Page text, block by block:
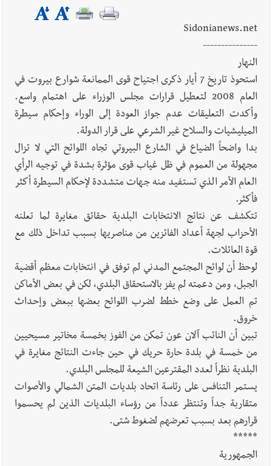
روابط القطاع العام : إضراب الاثنين احتجاجا على
تقسيط المفعول الرجعي
أخبار لبنان
تداخل السياسة بالقضاء ولبنان قد يسلّمه إلى السلطة
أخبار لبنان
حراك ديبلوماسي للتجديد لـ اليونيفيل .. مسؤول غربي
يُحذّر من الفراغ !
أخبار لبنان ليلة سقوط رياض سلامة... هل ننتظر الحقيقة؟
Sidonianews.net
---------------
النهار
استحوذ تاريخ 7 أيار ذكرى اجتياح قوى الممانعة شوارع بيروت في
العام 2008 لتعطيل قرارات مجلس الوزراء على اهتمام واسع.
وأكدت التعليقات عدم جواز العودة إلى الوراء وإحكام سيطرة
الميليشيات والسلاح غير الشرعي على قرار الدولة.
بدا واضحاً الضياع في الشارع البيروتي تجاه اللوائح التي لا تزال
مجهولة من العموم في ظل غياب قوى مؤثرة بشدة في توجيه الرأي
العام الأمر الذي تستفيد منه جهات متشددة لإحكام السيطرة أكثر
فأكثر.
تتكشف عن نتائج الانتخابات البلدية حقائق مغايرة لما تعلنه
الأحزاب لجهة أعداد الفائزين من مناصريها بسبب تداخل ذلك مع
قوة العائلات.
لوحظ أن لوائح المجتمع المدني لم توفق في انتخابات معظم أقضية
الجبل، ومن دعمته لم يفز بالاستحقاق البلدي، لكن في بعض الأماكن
تم العمل على وضع خطط لضرب اللوائح بعضها ببعض وإحداث
خروق.
تبين أن النائب آلان عون تمكن من الفوز بخمسة مخاتير مسيحيين
من خمسة في بلدة حارة حريك في حين جاءت النتائج مغايرة في
البلدية نظراً لعدد المقترعين الشيعة للمجلس البلدي.
يستمر التنافس على رئاسة اتحاد بلديات المتن الشمالي والأصوات
متقاربة جداً وتنتظر عدداً من رؤساء البلديات الذين لم يحسموا
قرارهم بعد بسبب تعرضهم لضغوط شتى.
*****
الجمهورية